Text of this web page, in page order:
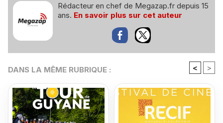
Rédacteur en chef de Megazap.fr depuis 15
ans. En savoir plus sur cet auteur
DANS LA MÊME RUBRIQUE : < >